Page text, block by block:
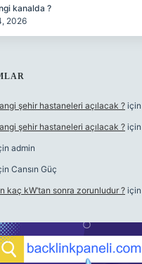
kanalda ?
2026
şehir hastaneleri açılacak ? için
şehir hastaneleri açılacak ? için
admin
Cansın Güç
kaç kW’tan sonra zorunludur ? için